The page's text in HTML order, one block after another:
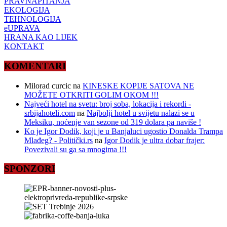
EKOLOGIJA
TEHNOLOGIJA
eUPRAVA
HRANA KAO LIJEK
KONTAKT
KOMENTARI
Milorad curcic na KINESKE KOPIJE SATOVA NE
MOŽETE OTKRITI GOLIM OKOM !!!
Najveći hotel na svetu: broj soba, lokacija i rekordi -
srbijahoteli.com na Najbolji hotel u svijetu nalazi se u
Meksiku, noćenje van sezone od 319 dolara pa naviše !
Ko je Igor Dodik, koji je u Banjaluci ugostio Donalda Trampa
Mlađeg? - Politički.rs na Igor Dodik je ultra dobar frajer:
Povezivali su ga sa mnogima !!!
SPONZORI